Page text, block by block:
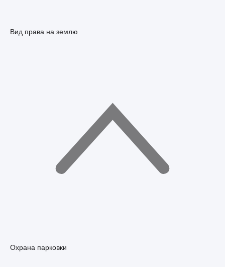
Вид права на землю
Охрана парковки